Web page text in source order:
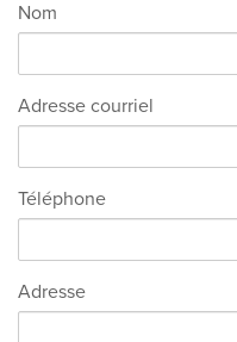
Nom
Adresse courriel
Téléphone
Adresse